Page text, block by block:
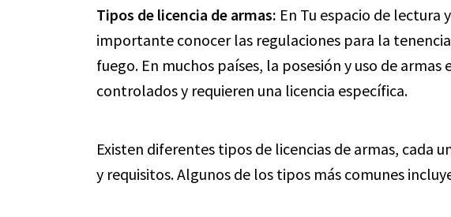
Tipos de licencia de armas: En Tu espacio de lectura
importante conocer las regulaciones para la
fuego. En muchos países, la posesión y uso de
controlados y requieren una licencia específica.
Existen diferentes tipos de licencias de armas, cada
y requisitos. Algunos de los tipos más comunes